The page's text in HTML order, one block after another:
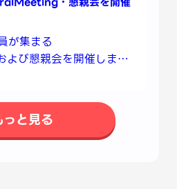
が集まる
び懇親会を開催しまし
っと見る